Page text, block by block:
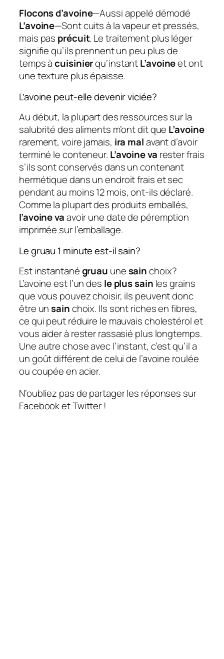
Flocons d’avoine—Aussi appelé démodé
L’avoine—Sont cuits à la vapeur et pressés,
mais pas précuit. Le traitement plus léger
signifie qu’ils prennent un peu plus de
temps àcuisinierqu’instantL’avoineet ont
une texture plus épaisse.
L’avoine peut-elle devenir viciée?
Au début, la plupart des ressources sur la
salubrité des aliments m’ont dit que L’avoine
rarement, voire jamais, ira malavant d’avoir
terminé le conteneur. L’avoine va rester frais
s’ils sont conservés dans un contenant
hermétique dans un endroit frais et sec
pendant au moins 12 mois, ont-ils déclaré.
Comme la plupart des produits emballés,
l’avoine vaavoir une date de péremption
imprimée sur l’emballage.
Le gruau 1 minute est-il sain?
Est instantanégruau unesainchoix?
L’avoine est l’un des le plus sain les grains
que vous pouvez choisir, ils peuvent donc
être unsainchoix. Ils sont riches en fibres,
ce qui peut réduire le mauvais cholestérol et
vous aider à rester rassasié plus longtemps.
Une autre chose avec l’instant, c’est qu’il a
un goût différent de celui de l’avoine roulée
ou coupée en acier.
N’oubliez pas de partager les réponses sur
Facebook et Twitter !